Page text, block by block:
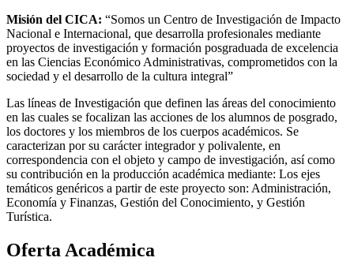
Misión del CICA: “Somos un Centro de Investigación de Impacto
Nacional e Internacional, que desarrolla profesionales mediante
proyectos de investigación y formación posgraduada de excelencia
en las Ciencias Económico Administrativas, comprometidos con la
sociedad y el desarrollo de la cultura integral”
Las líneas de Investigación que definen las áreas del conocimiento
en las cuales se focalizan las acciones de los alumnos de posgrado,
los doctores y los miembros de los cuerpos académicos. Se
caracterizan por su carácter integrador y polivalente, en
correspondencia con el objeto y campo de investigación, así como
su contribución en la producción académica mediante: Los ejes
temáticos genéricos a partir de este proyecto son: Administración,
Economía y Finanzas, Gestión del Conocimiento, y Gestión
Turística.
Oferta Académica